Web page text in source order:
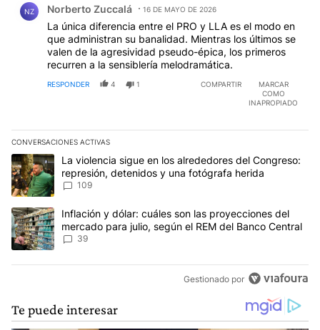
NZ Norberto Zuccalá 16 DE MAYO DE 2026
La única diferencia entre el PRO y LLA es el modo en
que administran su banalidad. Mientras los últimos se
valen de la agresividad pseudo-épica, los primeros
recurren a la sensiblería melodramática.
RESPONDER 4 1 COMPARTIR
MARCAR
COMO
INAPROPIADO
CONVERSACIONES ACTIVAS
Este listado muestra los artículos con más comentarios en los
Un artículo de tendencia con el título "La violencia sigue en los
La violencia sigue en los alrededores del Congreso:
represión, detenidos y una fotógrafa herida
109
Un artículo de tendencia con el título "Inflación y dólar: cuáles
Inflación y dólar: cuáles son las proyecciones del
mercado para julio, según el REM del Banco Central
39
Gestionado por